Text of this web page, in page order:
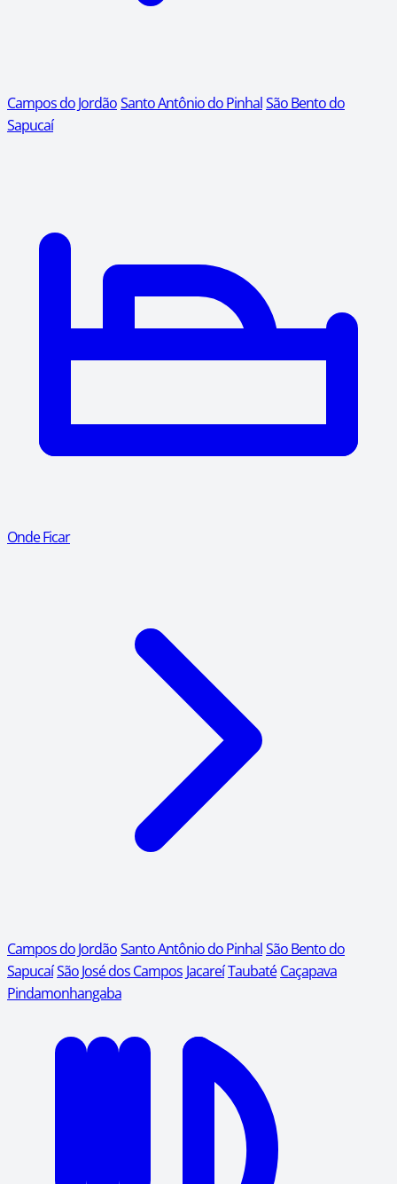
Campos do JordãoSanto Antônio do PinhalSão Bento do
Sapucaí
Onde Ficar
Campos do JordãoSanto Antônio do PinhalSão Bento do
SapucaíSão José dos Campos JacareíTaubaté Caçapava
Pindamonhangaba